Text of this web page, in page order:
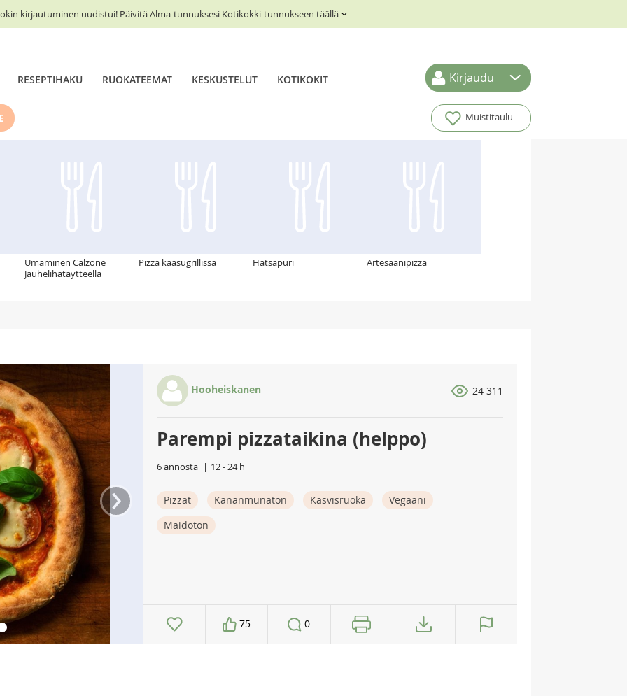
kirjautuminen uudistui! Päivitä Alma-tunnuksesi Kotikokki-tunnukseen täällä
RESEPTIHAKU RUOKATEEMAT KESKUSTELUT KOTIKOKIT Kirjaudu
Muistitaulu
Umaminen Calzone
Jauhelihatäytteellä
Pizza kaasugrillissä Hatsapuri Artesaanipizza
›
Hooheiskanen 24 311
Parempi pizzataikina (helppo)
6 annosta 12 - 24 h
Pizzat Kananmunaton Kasvisruoka
Vegaani
Maidoton
75 0